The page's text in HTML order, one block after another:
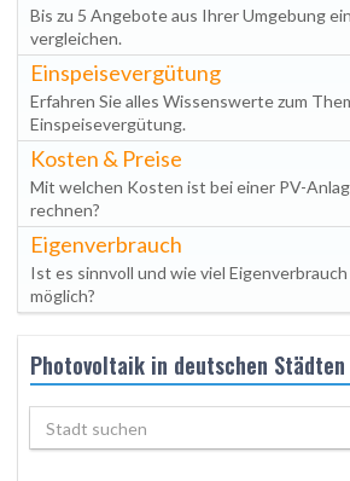
Bis zu 5 Angebote aus Ihrer Umgebung
vergleichen.
Einspeisevergütung
Erfahren Sie alles Wissenswerte zum
Einspeisevergütung.
Kosten & Preise
Mit welchen Kosten ist bei einer PV-
rechnen?
Eigenverbrauch
Ist es sinnvoll und wie viel
möglich?
Photovoltaik in deutschen Städten